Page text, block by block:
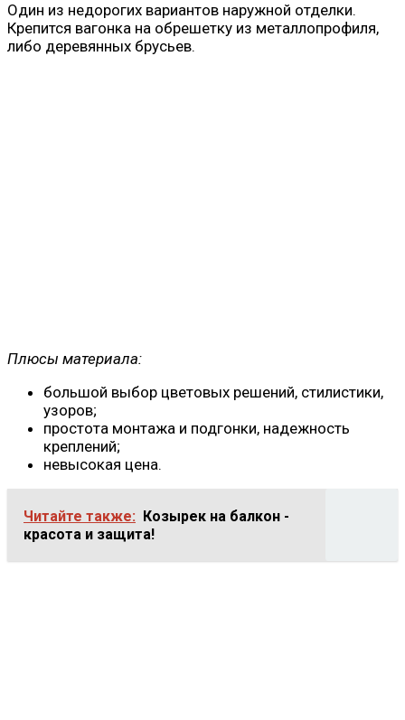
Один из недорогих вариантов наружной отделки.
Крепится вагонка на обрешетку из металлопрофиля,
либо деревянных брусьев.
Плюсы материала:
большой выбор цветовых решений, стилистики,
узоров;
простота монтажа и подгонки, надежность
креплений;
невысокая цена.
Читайте также: Козырек на балкон -
красота и защита!